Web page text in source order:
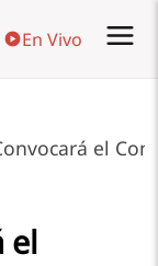
En Vivo
el
el